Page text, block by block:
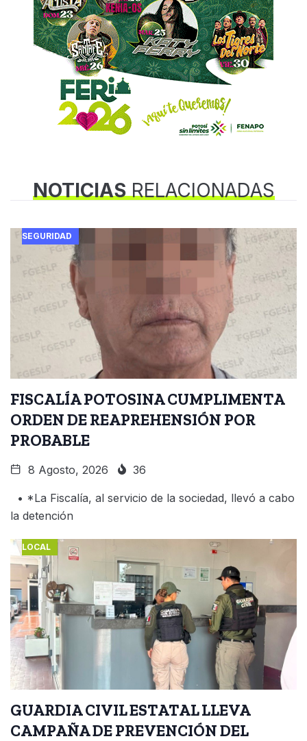
NOTICIASRELACIONADAS
SEGURIDAD
FISCALÍA POTOSINA CUMPLIMENTA
ORDEN DE REAPREHENSIÓN POR
PROBABLE
8 Agosto, 2026 36
• *La Fiscalía, al servicio de la sociedad, llevó a cabo
la detención
LOCAL
GUARDIA CIVIL ESTATAL LLEVA
CAMPAÑA DE PREVENCIÓN DEL